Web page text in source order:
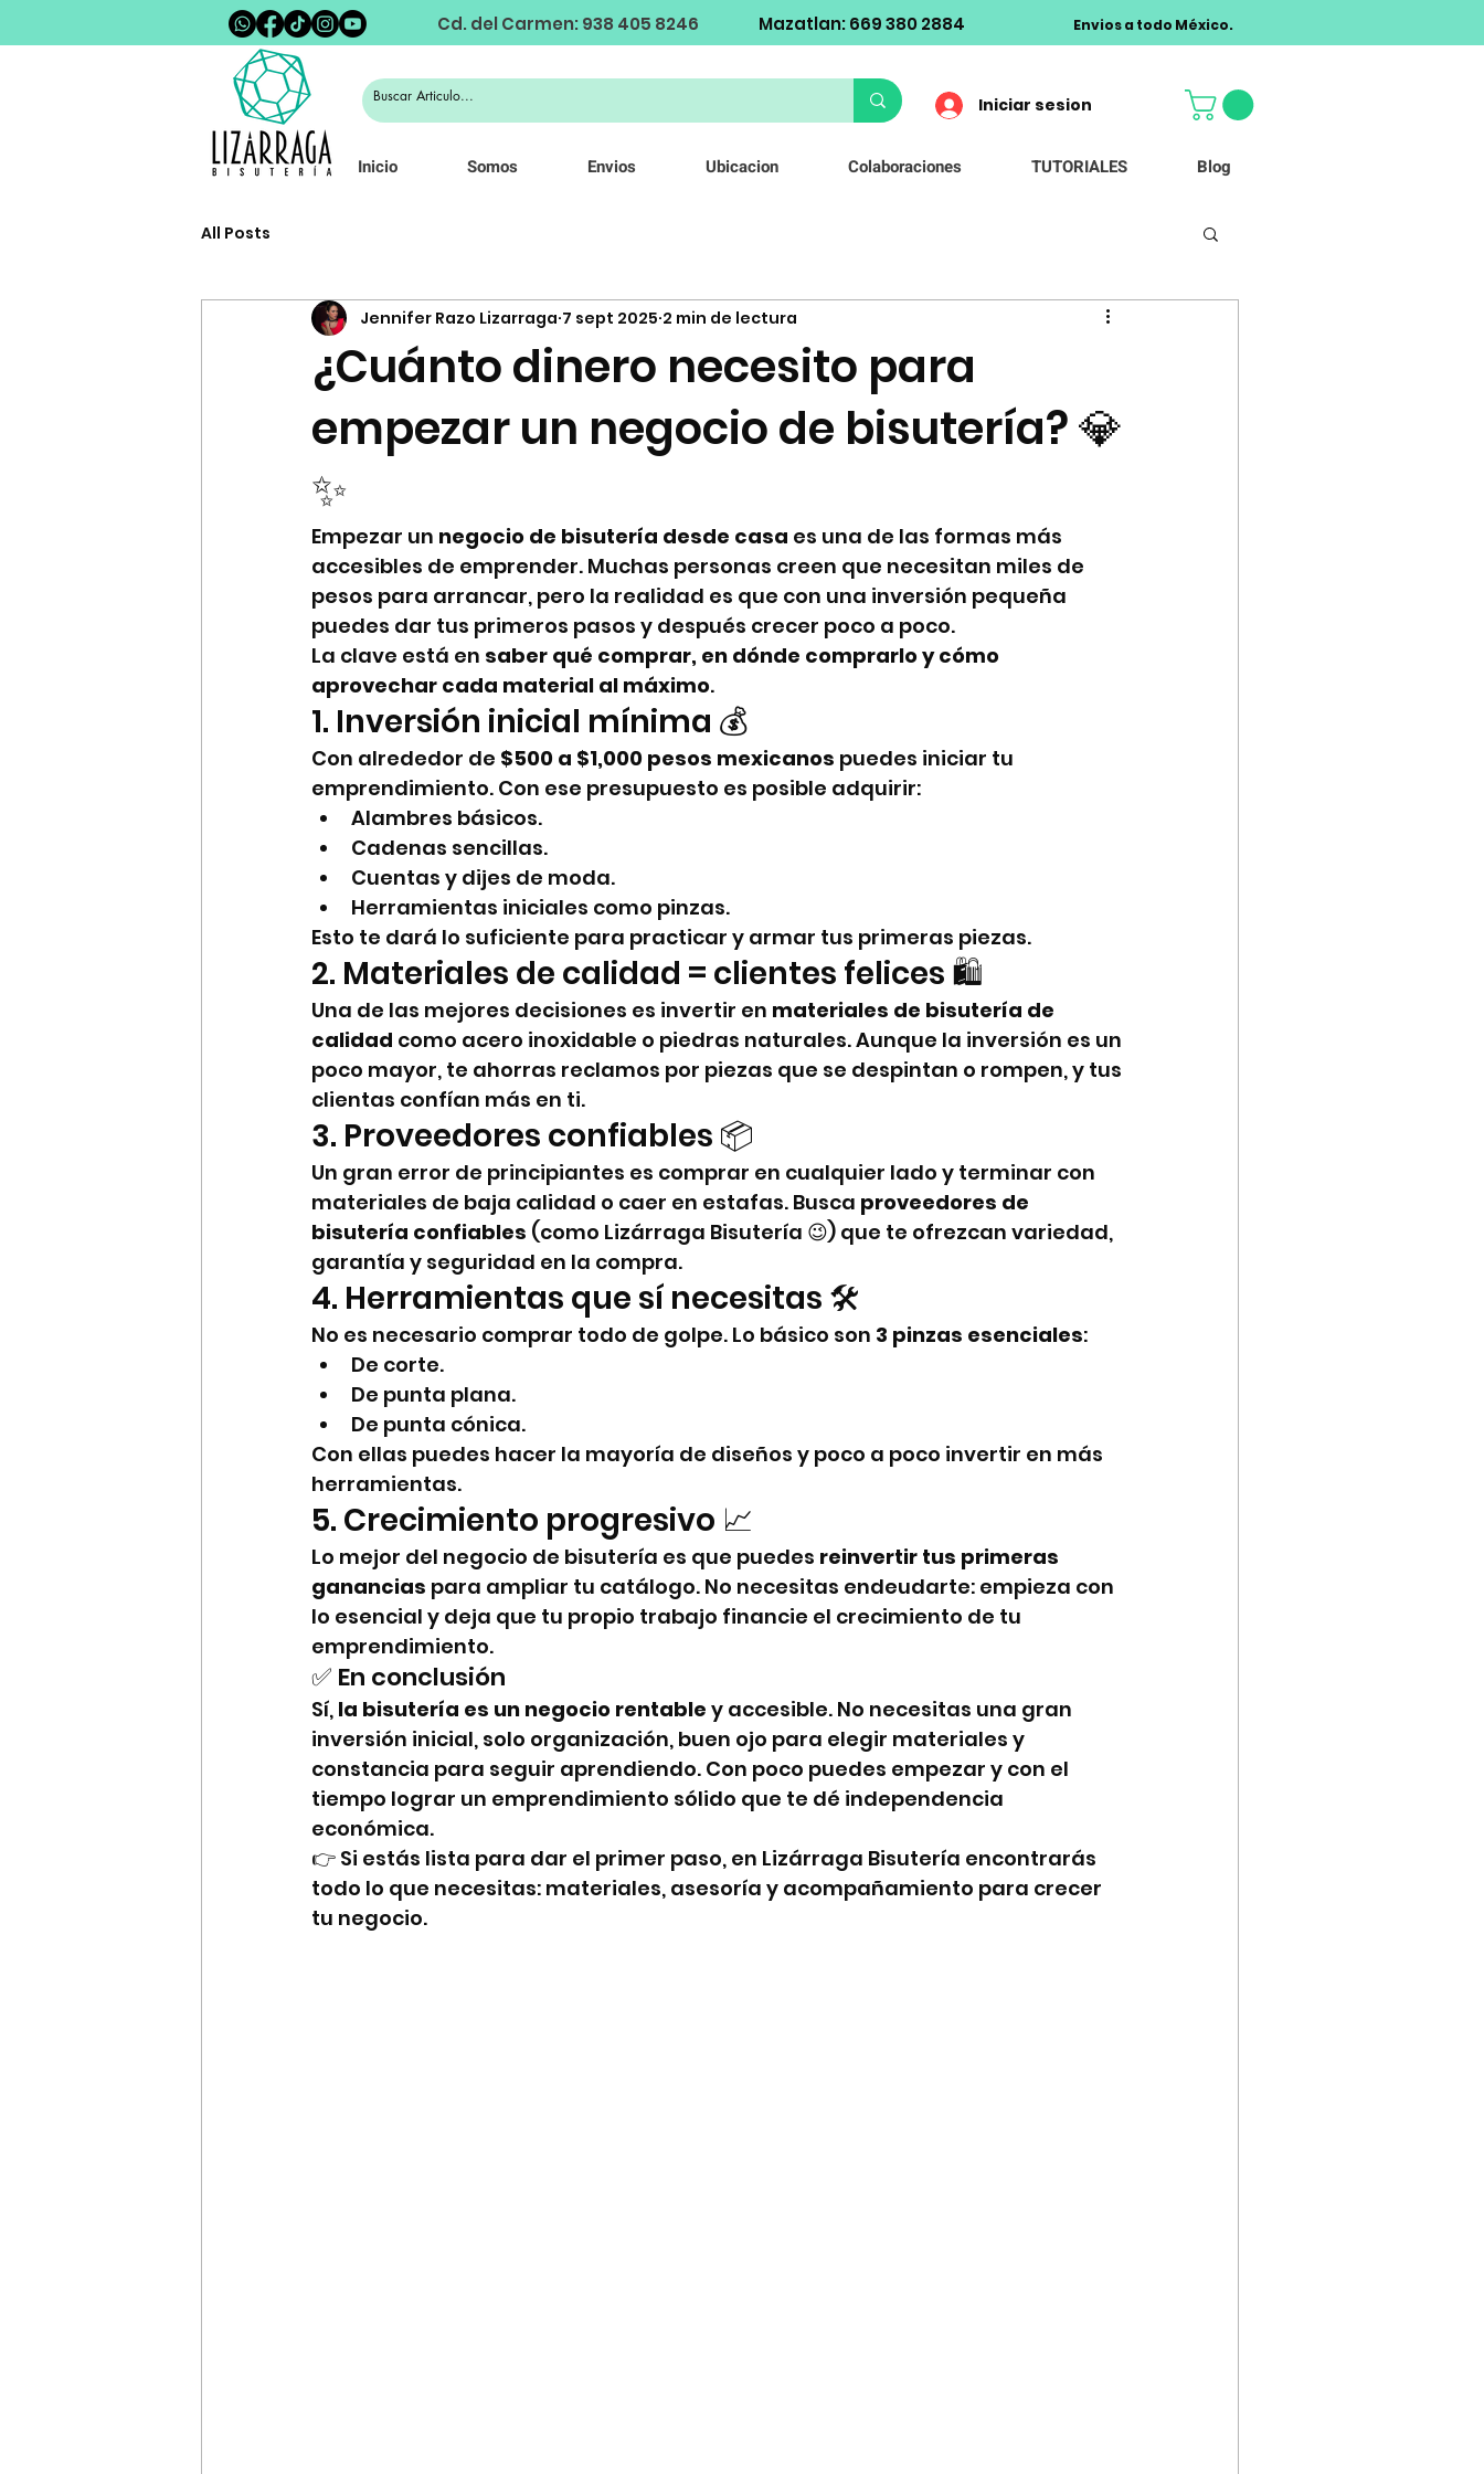
Cd. del Carmen: 938 405 8246 Mazatlan: 669 380 2884 Envios a todo México.
Iniciar sesion
Inicio Somos Envios Ubicacion Colaboraciones TUTORIALES Blog
All Posts
¿Cuánto dinero necesito para
empezar un negocio de bisutería? 💎
✨
Jennifer Razo Lizarraga 7 sept 2025 2 min de lectura
Empezar un negocio de bisutería desde casa es una de las formas más
accesibles de emprender. Muchas personas creen que necesitan miles de
pesos para arrancar, pero la realidad es que con una inversión pequeña
puedes dar tus primeros pasos y después crecer poco a poco.
La clave está en saber qué comprar, en dónde comprarlo y cómo
aprovechar cada material al máximo.
1. Inversión inicial mínima 💰
Con alrededor de $500 a $1,000 pesos mexicanos puedes iniciar tu
emprendimiento. Con ese presupuesto es posible adquirir:
Alambres básicos.
Cadenas sencillas.
Cuentas y dijes de moda.
Herramientas iniciales como pinzas.
Esto te dará lo suficiente para practicar y armar tus primeras piezas.
2. Materiales de calidad = clientes felices 🛍️
Una de las mejores decisiones es invertir en materiales de bisutería de
calidad como acero inoxidable o piedras naturales. Aunque la inversión es un
poco mayor, te ahorras reclamos por piezas que se despintan o rompen, y tus
clientas confían más en ti.
3. Proveedores confiables 📦
Un gran error de principiantes es comprar en cualquier lado y terminar con
materiales de baja calidad o caer en estafas. Busca proveedores de
bisutería confiables (como Lizárraga Bisutería 😉) que te ofrezcan variedad,
garantía y seguridad en la compra.
4. Herramientas que sí necesitas 🛠️
No es necesario comprar todo de golpe. Lo básico son 3 pinzas esenciales:
De corte.
De punta plana.
De punta cónica.
Con ellas puedes hacer la mayoría de diseños y poco a poco invertir en más
herramientas.
5. Crecimiento progresivo 📈
Lo mejor del negocio de bisutería es que puedes reinvertir tus primeras
ganancias para ampliar tu catálogo. No necesitas endeudarte: empieza con
lo esencial y deja que tu propio trabajo financie el crecimiento de tu
emprendimiento.
✅ En conclusión
Sí, la bisutería es un negocio rentable y accesible. No necesitas una gran
inversión inicial, solo organización, buen ojo para elegir materiales y
constancia para seguir aprendiendo. Con poco puedes empezar y con el
tiempo lograr un emprendimiento sólido que te dé independencia
económica.
👉 Si estás lista para dar el primer paso, en Lizárraga Bisutería encontrarás
todo lo que necesitas: materiales, asesoría y acompañamiento para crecer
tu negocio.